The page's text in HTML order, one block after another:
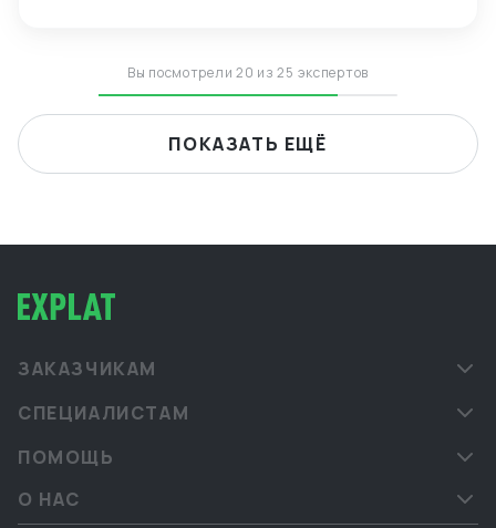
Вы посмотрели 20 из 25 экспертов
ПОКАЗАТЬ ЕЩЁ
ЗАКАЗЧИКАМ
СПЕЦИАЛИСТАМ
ПОМОЩЬ
О НАС